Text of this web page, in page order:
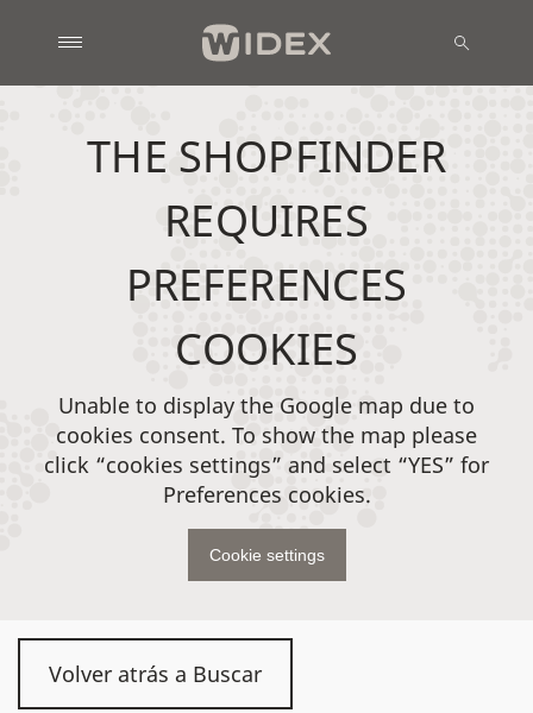
Volver atrás a Buscar
THE SHOPFINDER
REQUIRES
PREFERENCES
COOKIES
Unable to display the Google map due to
cookies consent. To show the map please
click “cookies settings” and select “YES” for
Preferences cookies.
Cookie settings